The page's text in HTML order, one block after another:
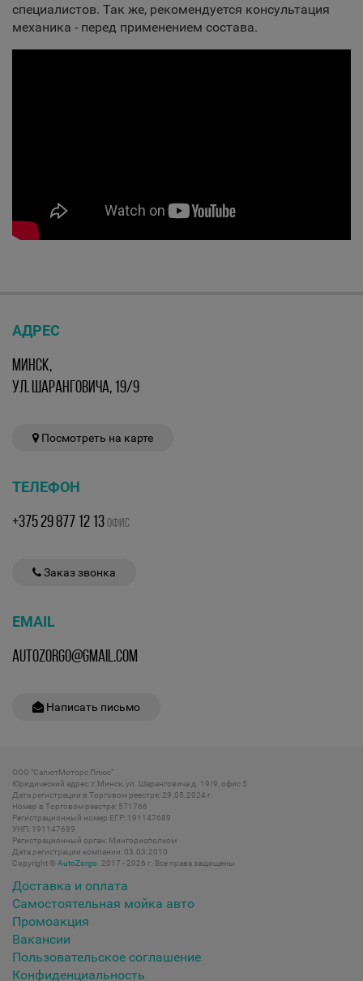
специалистов. Так же, рекомендуется консультация
механика - перед применением состава.
АДРЕС
МИНСК,
УЛ. ШАРАНГОВИЧА, 19/9
Посмотреть на карте
ТЕЛЕФОН
+375 29 877 12 13 ОФИС
Заказ звонка
EMAIL
AUTOZORGO@GMAIL.COM
Написать письмо
ООО "СалютМоторс Плюс"
Юридический адрес: г.Минск, ул. Шаранговича д. 19/9, офис 5
Дата регистрации в Торговом реестре: 29.05.2024 г.
Номер в Торговом реестре: 571766
Регистрационный номер ЕГР: 191147689
УНП: 191147689
Регистрационный орган: Мингорисполком
Дата регистрации компании: 03.03.2010
Copyright © AutoZorgo . 2017 - 2026 г. Все права защищены
Доставка и оплата
Самостоятельная мойка авто
Промоакция
Вакансии
Пользовательское соглашение
Конфиденциальность